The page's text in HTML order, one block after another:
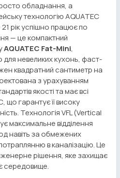
обладнання, а
технологію AQUATEC
рік успішно працює по
— це компактний
AQUATEC Fat-Mini,
невеликих кухонь, фаст-
квадратний сантиметр на
з урахуванням
якості та має всі
що гарантує її високу
Технологія VFL (Vertical
максимальне відділення
навіть за обмежених
в каналізацію. Це
рішення, яке захищає
середовище.